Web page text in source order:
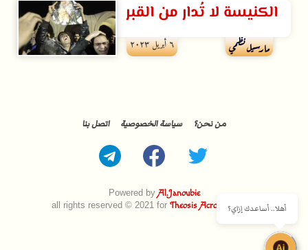
الكنيسة لا تُدار من القبر
مارسيل نظمي ٦ أبريل ۲۰۲۳
Powered byAl.Janoubie
all rights reserved © 2021 for Theosis Across Borders
من نحن؟ سياسة الخصوصية اتصل بنا
أهلا.. أساعدك إزاي؟